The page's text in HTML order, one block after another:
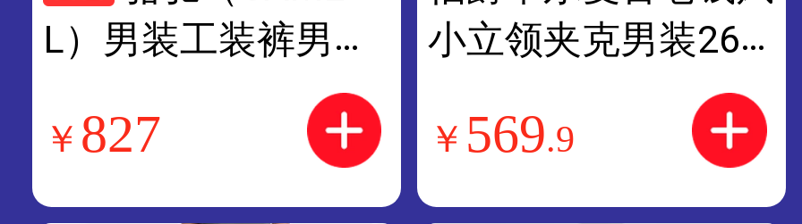
￥ 827
L）男装工装裤男春
夏季防晒凉感透气情
侣户外阔腿伞兵裤M
15BAWI037
￥ 569.9
小立领夹克男装26
秋季新款短款仿麂皮
绒外套 B631352 日
落棕 L (175)